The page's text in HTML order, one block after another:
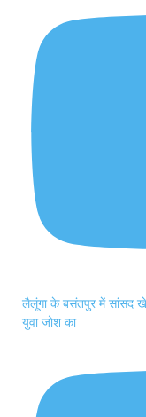
लैलूंगा के बसंतपुर में सांसद
युवा जोश का